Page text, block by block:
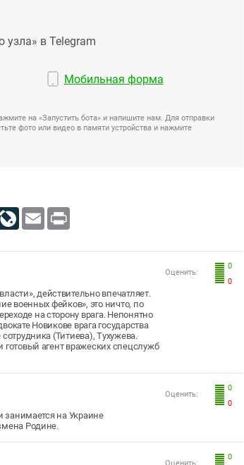
узла» в Telegram
Мобильная форма
на «Запустить бота» и напишите нам. Для отправки
фото или видео в памяти устройства и нажмите
LiveJournal
Email
0
0
Оценить:
действительно впечатляет.
военных фейков», это ничто, по
на сторону врага. Непонятно
Новикове врага государства
(Титиева), Тухужева.
агент вражеских спецслужб
0
0
Оценить:
занимается на Украине
Родине.
0